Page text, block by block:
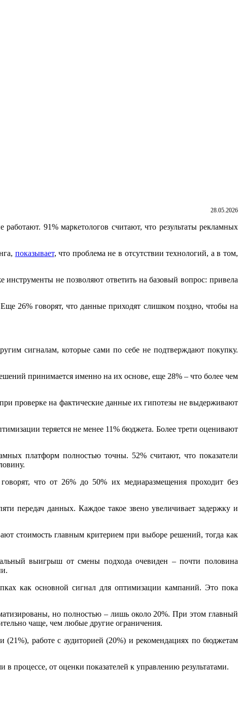
28.05.2026
91% маркетологов считают, что результаты рекламных
показывает, что проблема не в отсутствии технологий, а в том,
не позволяют ответить на базовый вопрос: привела
26% говорят, что данные приходят слишком поздно, чтобы на
сигналам, которые сами по себе не подтверждают покупку.
принимается именно на их основе, еще 28% – что более чем
проверке на фактические данные их гипотезы не выдерживают
теряется не менее 11% бюджета. Более трети оценивают
платформ полностью точны. 52% считают, что показатели
что от 26% до 50% их медиаразмещения проходит без
передач данных. Каждое такое звено увеличивает задержку и
стоимость главным критерием при выборе решений, тогда как
выигрыш от смены подхода очевиден – почти половина
как основной сигнал для оптимизации кампаний. Это пока
но полностью – лишь около 20%. При этом главный
чаще, чем любые другие ограничения.
работе с аудиторией (20%) и рекомендациях по бюджетам
процессе, от оценки показателей к управлению результатами.